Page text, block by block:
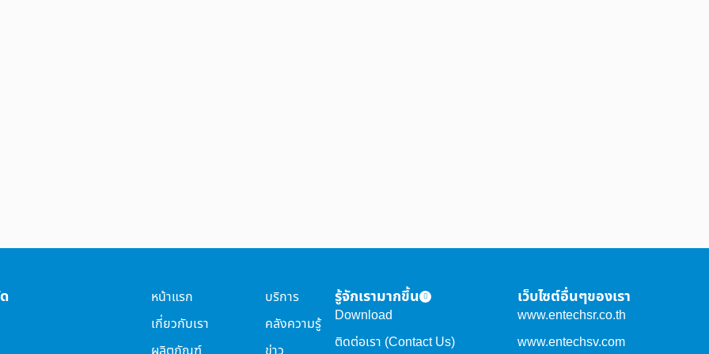
หน้าแรก
เกี่ยวกับเรา
บริการ
คลังความรู้
รู้จักเรามากขึ้น
Download
ติดต่อเรา (Contact Us)
เว็บไซต์อื่นๆของเรา
www.entechsr.co.th
www.entechsv.com